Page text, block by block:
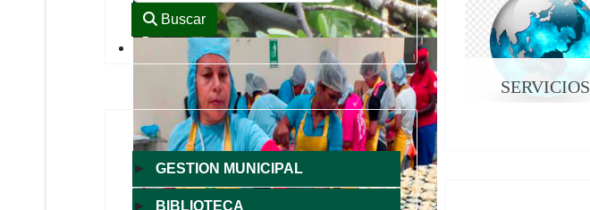
Buscar
► GESTION MUNICIPAL
► BIBLIOTECA
SERVICIOS